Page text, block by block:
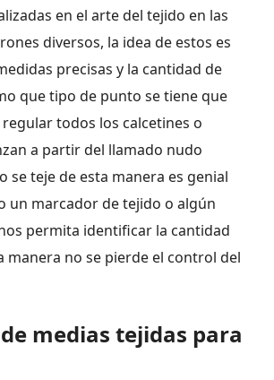
en el arte del tejido en las
diversos, la idea de estos es
precisas y la cantidad de
que tipo de punto se tiene que
todos los calcetines o
a partir del llamado nudo
se teje de esta manera es genial
un marcador de tejido o algún
permita identificar la cantidad
manera no se pierde el control del
medias tejidas para